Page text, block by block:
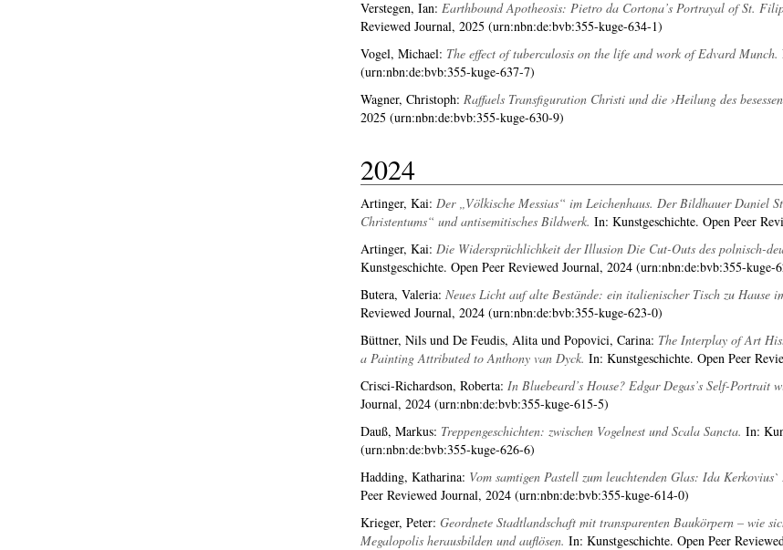
Verstegen, Ian: Earthbound Apotheosis: Pietro da Cortona’s Portrayal of St.
Reviewed Journal, 2025 (urn:nbn:de:bvb:355-kuge-634-1)
Vogel, Michael: The effect of tuberculosis on the life and work of Edvard Munch.
(urn:nbn:de:bvb:355-kuge-637-7)
Wagner, Christoph: Raffaels Transfiguration Christi und die ›Heilung des
2025 (urn:nbn:de:bvb:355-kuge-630-9)
2024
Artinger, Kai: Der „Völkische Messias“ im Leichenhaus. Der Bildhauer Daniel
Christentums“ und antisemitisches Bildwerk. In: Kunstgeschichte. Open Peer
Artinger, Kai: Die Widersprüchlichkeit der Illusion Die Cut-Outs des polnisch-
Kunstgeschichte. Open Peer Reviewed Journal, 2024 (urn:nbn:de:bvb:355-kuge-
Butera, Valeria: Neues Licht auf alte Bestände: ein italienischer Tisch zu Hause
Reviewed Journal, 2024 (urn:nbn:de:bvb:355-kuge-623-0)
Büttner, Nilsund De Feudis, Alitaund Popovici, Carina: The Interplay of Art
a Painting Attributed to Anthony van Dyck. In: Kunstgeschichte. Open Peer
Crisci-Richardson, Roberta: In Bluebeard’s House? Edgar Degas’s Self-Portrait
Journal, 2024 (urn:nbn:de:bvb:355-kuge-615-5)
Dauß, Markus: Treppengeschichten: zwischen Vogelnest und Scala Sancta. In:
(urn:nbn:de:bvb:355-kuge-626-6)
Hadding, Katharina: Vom samtigen Pastell zum leuchtenden Glas: Ida
Peer Reviewed Journal, 2024 (urn:nbn:de:bvb:355-kuge-614-0)
Krieger, Peter: Geordnete Stadtlandschaft mit transparenten Baukörpern – wie
Megalopolis ­herausbilden und auflösen. In: Kunstgeschichte. Open Peer